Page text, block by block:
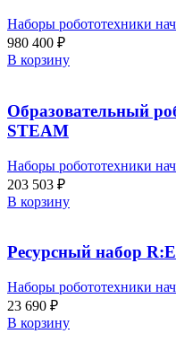
Наборы робототехники
980 400 ₽
В корзину
Образовательный
STEAM
Наборы робототехники
203 503 ₽
В корзину
Ресурсный набор
Наборы робототехники
23 690 ₽
В корзину